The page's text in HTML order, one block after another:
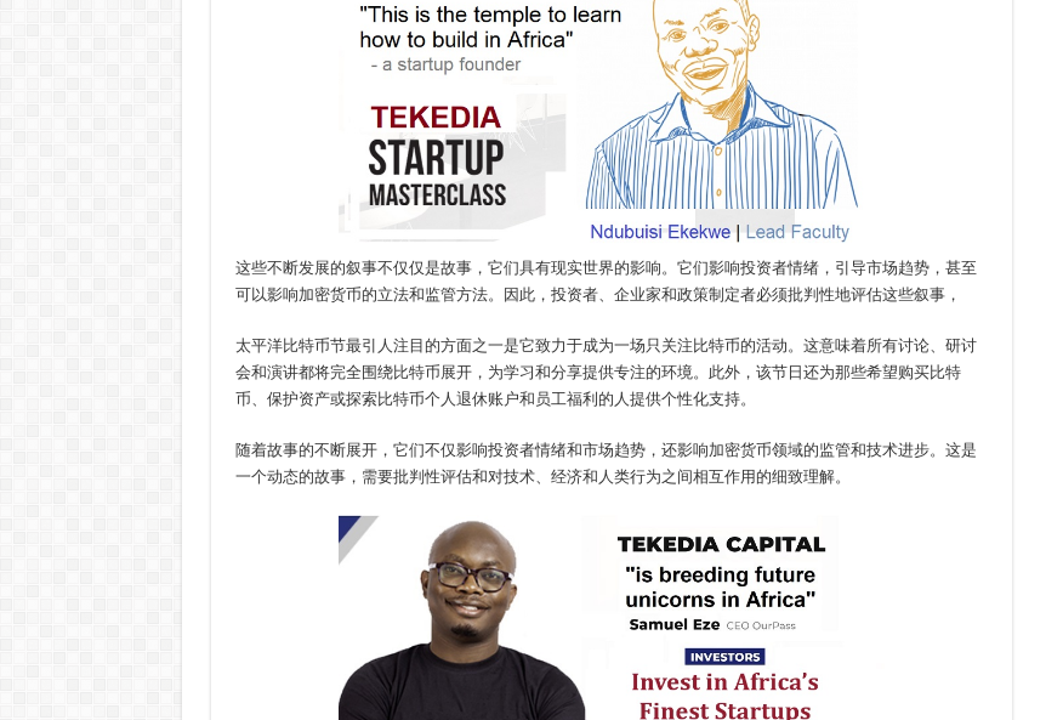
这些不断发展的叙事不仅仅是故事，它们具有现实世界的影响。它们影响投资者情绪，引导市场趋势，甚至
可以影响加密货币的立法和监管方法。因此，投资者、企业家和政策制定者必须批判性地评估这些叙事，
太平洋比特币节最引人注目的方面之一是它致力于成为一场只关注比特币的活动。这意味着所有讨论、研讨
会和演讲都将完全围绕比特币展开，为学习和分享提供专注的环境。此外，该节日还为那些希望购买比特
币、保护资产或探索比特币个人退休账户和员工福利的人提供个性化支持。
随着故事的不断展开，它们不仅影响投资者情绪和市场趋势，还影响加密货币领域的监管和技术进步。这是
一个动态的故事，需要批判性评估和对技术、经济和人类行为之间相互作用的细致理解。